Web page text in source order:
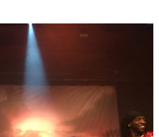
W
E
R